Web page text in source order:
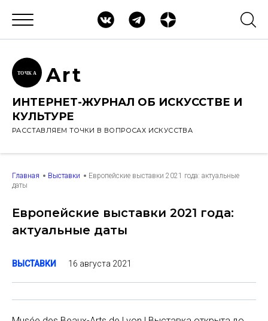
ТОЧК А Art
ИНТЕРНЕТ-ЖУРНАЛ ОБ ИСКУССТВЕ И
КУЛЬТУРЕ
РАССТАВЛЯЕМ ТОЧКИ В ВОПРОСАХ ИСКУССТВА
Главная Выставки
Европейские выставки 2021 года: актуальные
даты
Европейские выставки 2021 года:
актуальные даты
ВЫСТАВКИ 16 августа 2021